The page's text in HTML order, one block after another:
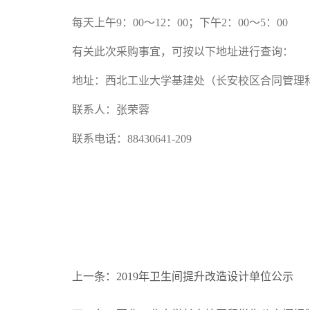
每天上午9： 00～12 ： 00；下午2 ： 00～5： 00
有关此次采购事宜，可按以下地址进行查询：
地址：西北工业大学基建处（长安校区合同管理
联系人：张荣蓉
联系电话： 88430641-209
上一条：2019年卫生间提升改造设计单位公示